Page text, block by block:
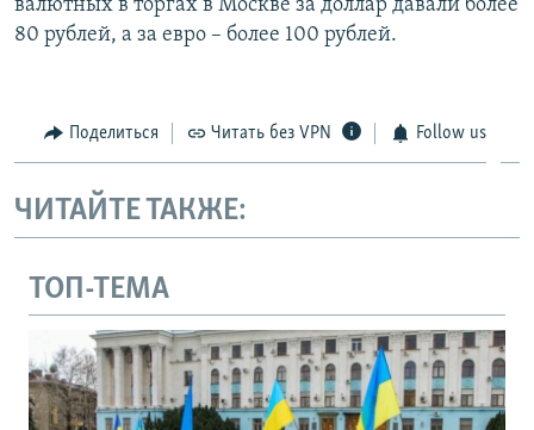
валютных в торгах в Москве за доллар давали более
80 рублей, а за евро – более 100 рублей.
Поделиться Читать без VPN Follow us
ЧИТАЙТЕ ТАКЖЕ:
ТОП-ТЕМА